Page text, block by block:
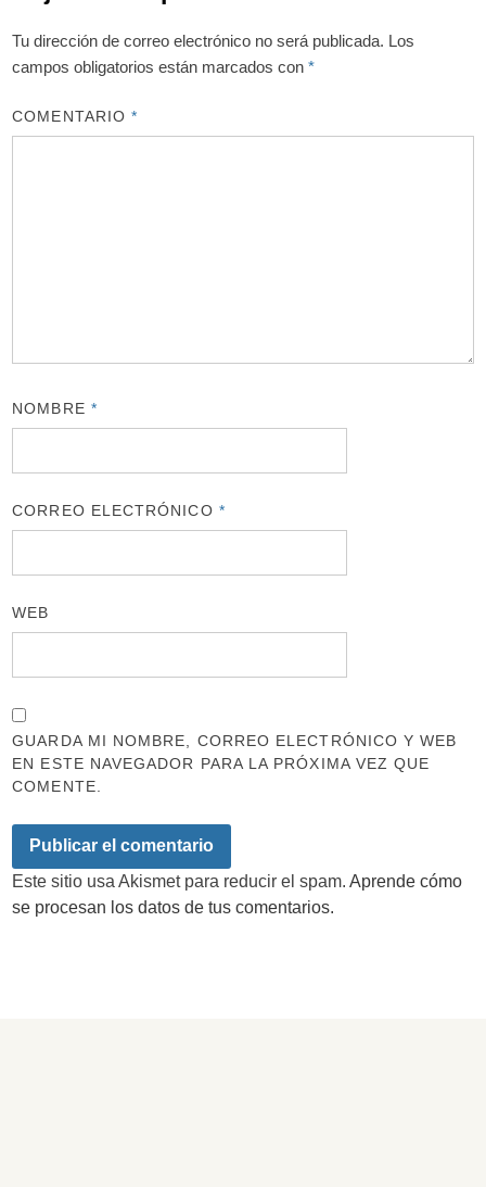
Tu dirección de correo electrónico no será publicada. Los
campos obligatorios están marcados con*
COMENTARIO*
NOMBRE *
CORREO ELECTRÓNICO *
WEB
GUARDA MI NOMBRE, CORREO ELECTRÓNICO Y WEB
EN ESTE NAVEGADOR PARA LA PRÓXIMA VEZ QUE
COMENTE.
Este sitio usa Akismet para reducir el spam.Aprende cómo
se procesan los datos de tus comentarios.